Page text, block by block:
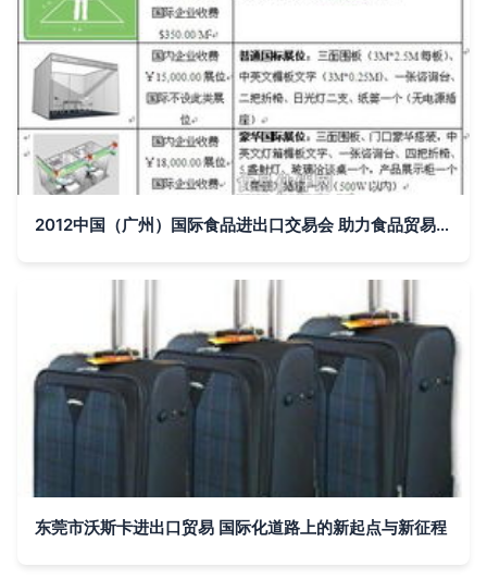
2012中国（广州）国际食品进出口交易会 助力食品贸易全球化发展
东莞市沃斯卡进出口贸易 国际化道路上的新起点与新征程